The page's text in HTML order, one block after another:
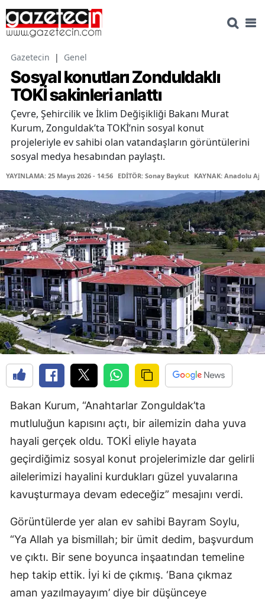
Gazetecin | Genel
Sosyal konutları Zonduldaklı
TOKİ sakinleri anlattı
Çevre, Şehircilik ve İklim Değişikliği Bakanı Murat
Kurum, Zonguldak’ta TOKİ’nin sosyal konut
projeleriyle ev sahibi olan vatandaşların görüntülerini
sosyal medya hesabından paylaştı.
YAYINLAMA: 25 Mayıs 2026 - 14:56 EDİTÖR: Sonay Baykut KAYNAK: Anadolu
Bakan Kurum, “Anahtarlar Zonguldak’ta
mutluluğun kapısını açtı, bir ailemizin daha yuva
hayali gerçek oldu. TOKİ eliyle hayata
geçirdiğimiz sosyal konut projelerimizle dar gelirli
ailelerimizi hayalini kurdukları güzel yuvalarına
kavuşturmaya devam edeceğiz” mesajını verdi.
Görüntülerde yer alan ev sahibi Bayram Soylu,
“Ya Allah ya bismillah; bir ümit dedim, başvurdum
ve çıktı. Bir sene boyunca inşaatından temeline
hep takip ettik. İyi ki de çıkmış. ‘Bana çıkmaz
aman yazılmayayım’ diye bir düşünceye